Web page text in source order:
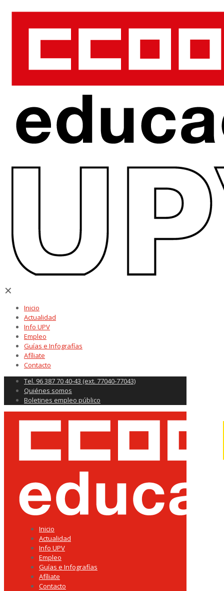
✕
Inicio
Actualidad
Info UPV
Empleo
Guías e Infografías
Afíliate
Contacto
Tel. 96 387 70 40-43 (ext. 77040-77043)
Quiénes somos
Boletines empleo público
Inicio
Actualidad
Info UPV
Empleo
Guías e Infografías
Afíliate
Contacto